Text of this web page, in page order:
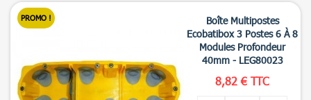
Boîte Multipostes
Ecobatibox 3 Postes 6 À 8
Modules Profondeur
40mm - LEG80023
8,82 € TTC
PROMO !